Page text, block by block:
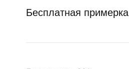
Бесплатная примерка